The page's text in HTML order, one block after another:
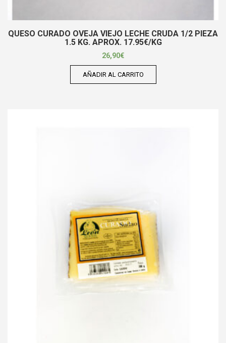
QUESO CURADO OVEJA VIEJO LECHE CRUDA 1/2 PIEZA
1.5 KG. APROX. 17.95€/KG
26,90€
AÑADIR AL CARRITO